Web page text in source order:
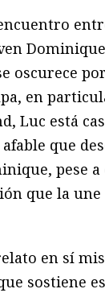
oscurece
en
Luc está
que
pese a
que la une
en sí
sostiene